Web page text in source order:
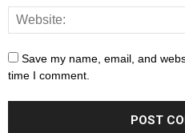
Save my name, email, and
time I comment.